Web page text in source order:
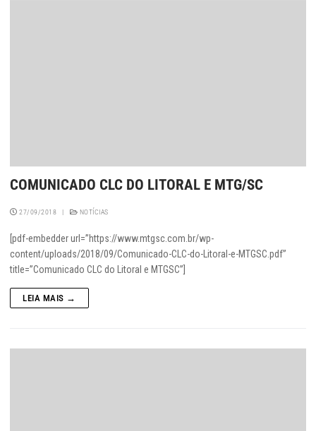
COMUNICADO CLC DO LITORAL E MTG/SC
27/09/2018 | NOTÍCIAS
[pdf-embedder url=”https://www.mtgsc.com.br/wp-
content/uploads/2018/09/Comunicado-CLC-do-Litoral-e-MTGSC.pdf”
title=”Comunicado CLC do Litoral e MTGSC”]
LEIA MAIS →